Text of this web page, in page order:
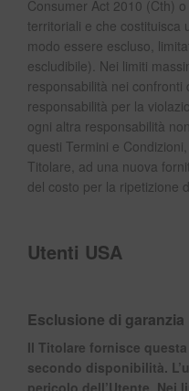
Consumer Act 2010 (Cth)
territoriali e che costituisca
modo essere escluso,
escludibile). Nei limiti
responsabilità nei confronti
responsabilità per la
ogni altra responsabilità
questi Termini e
Titolare, ad una nuova
del costo per la ripetizione
Utenti USA
Esclusione di garanzia
Il Titolare fornisce
secondo disponibilità.
pericolo dell’Utente. Nei